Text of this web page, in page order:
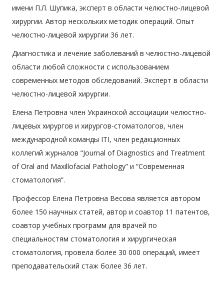
имени П.Л. Шупика, эксперт в области челюстно-лицевой
хирургии. Автор нескольких методик операций. Опыт
челюстно-лицевой хирургии 36 лет.
Диагностика и лечение заболеваний в челюстно-лицевой
области любой сложности с использованием
современных методов обследований. Эксперт в области
челюстно-лицевой хирургии.
Елена Петровна член Украинской ассоциации челюстно-
лицевых хирургов и хирургов-стоматологов, член
международной команды ITI, член редакционных
коллегий журналов “Journal of Diagnostics and Treatment
of Oral and Maxillofacial Pathology” и “Cовременная
стоматология”.
Профессор Елена Петровна Весова является автором
более 150 научных статей, автор и соавтор 11 патентов,
соавтор учебных программ для врачей по
специальностям стоматология и хирургическая
стоматология, провела более 30 000 операций, имеет
преподавательский стаж более 36 лет.